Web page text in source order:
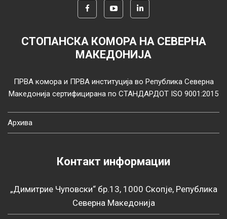
СТОПАНСКА КОМОРА НА СЕВЕРНА
МАКЕДОНИЈА
ПРВА комора и ПРВА институција во Република Северна
Македонија сертифицирана по СТАНДАРДОТ ISO 9001:2015
Архива
Контакт информации
„Димитрие Чуповски“ бр.13, 1000 Скопје, Република
Северна Македонија